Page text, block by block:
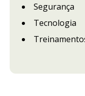
Segurança
Tecnologia